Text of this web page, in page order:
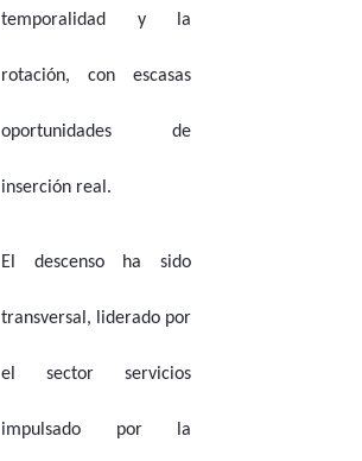
temporalidad y la
rotación, con escasas
oportunidades de
inserción real.
El descenso ha sido
transversal, liderado por
el sector servicios
impulsado por la